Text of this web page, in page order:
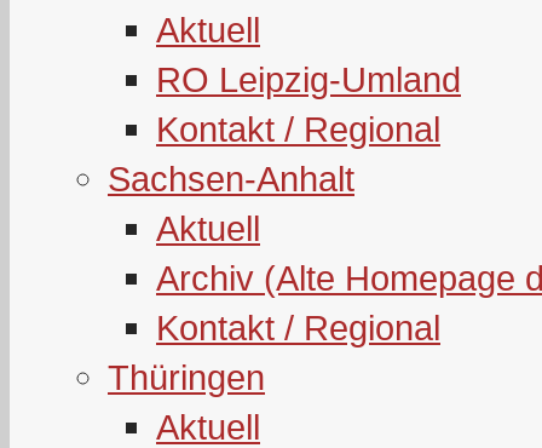
Aktuell
RO Leipzig-Umland
Kontakt / Regional
Sachsen-Anhalt
Aktuell
Archiv (Alte Homepage
Kontakt / Regional
Thüringen
Aktuell